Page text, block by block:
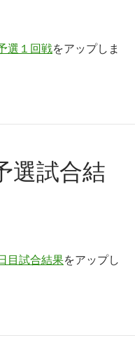
選１回戦をアップしま
選試合結
目試合結果をアップし